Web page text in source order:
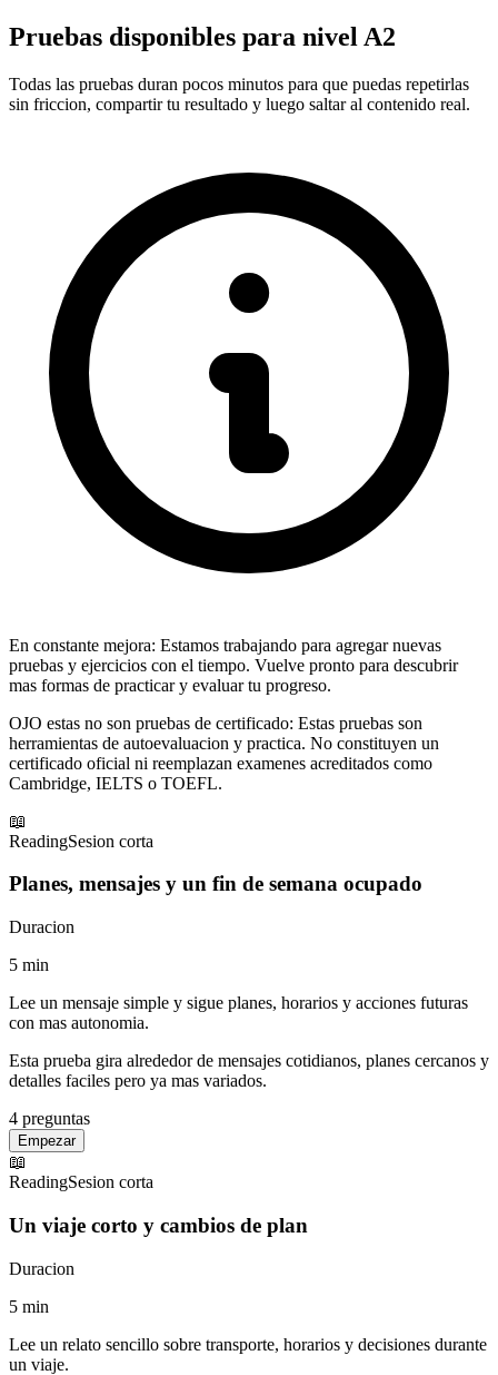
Pruebas disponibles para nivel A2
Todas las pruebas duran pocos minutos para que puedas repetirlas
sin friccion, compartir tu resultado y luego saltar al contenido real.
En constante mejora: Estamos trabajando para agregar nuevas
pruebas y ejercicios con el tiempo. Vuelve pronto para descubrir
mas formas de practicar y evaluar tu progreso.
OJO estas no son pruebas de certificado: Estas pruebas son
herramientas de autoevaluacion y practica. No constituyen un
certificado oficial ni reemplazan examenes acreditados como
Cambridge, IELTS o TOEFL.
📖
ReadingSesion corta
Planes, mensajes y un fin de semana ocupado
Duracion
5 min
Lee un mensaje simple y sigue planes, horarios y acciones futuras
con mas autonomia.
Esta prueba gira alrededor de mensajes cotidianos, planes cercanos y
detalles faciles pero ya mas variados.
4 preguntas
Empezar
📖
ReadingSesion corta
Un viaje corto y cambios de plan
Duracion
5 min
Lee un relato sencillo sobre transporte, horarios y decisiones durante
un viaje.